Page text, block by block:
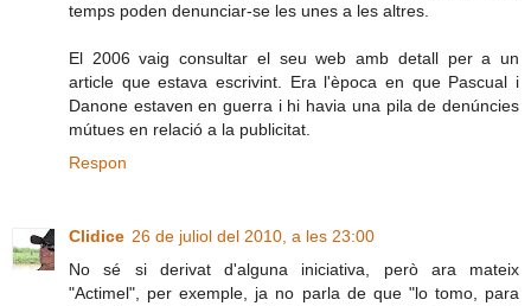
temps poden denunciar-se les unes a les altres.
El 2006 vaig consultar el seu web amb detall per a un
article que estava escrivint. Era l'època en que Pascual i
Danone estaven en guerra i hi havia una pila de denúncies
mútues en relació a la publicitat.
Respon
Clidice 26 de juliol del 2010, a les 23:00
No sé si derivat d'alguna iniciativa, però ara mateix
"Actimel", per exemple, ja no parla de que "lo tomo, para